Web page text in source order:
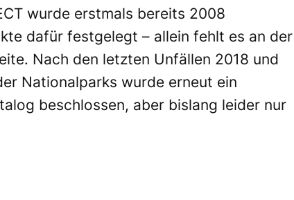
wurde erstmals bereits 2008
dafür festgelegt – allein fehlt es an der
Nach den letzten Unfällen 2018 und
Nationalparks wurde erneut ein
beschlossen, aber bislang leider nur